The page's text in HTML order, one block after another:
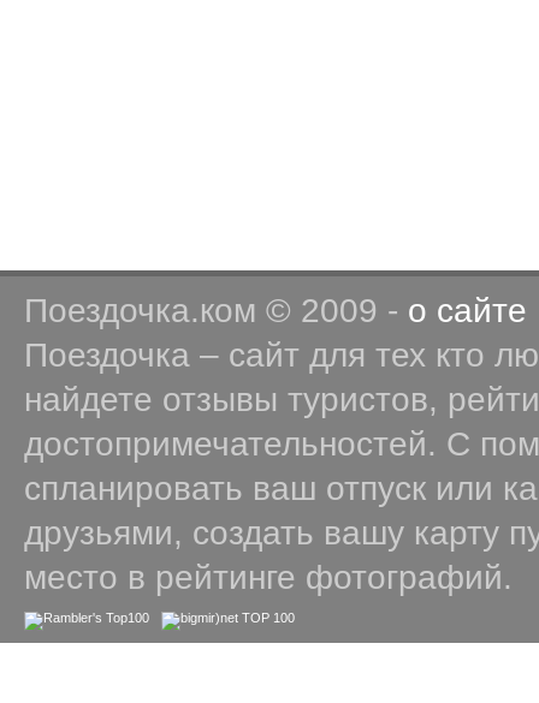
Поездочка.ком © 2009 - о сайте
Поездочка – сайт для тех кто
найдете отзывы туристов,
достопримечательностей. С
спланировать ваш отпуск или
друзьями, создать вашу карту
место в рейтинге фотографий.